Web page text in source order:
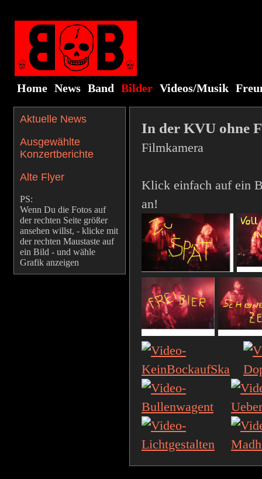
Home News Band Bilder Videos/Musik
Aktuelle News
Ausgewählte
Konzertberichte
Alte Flyer
PS:
Wenn Du die Fotos auf
der rechten Seite größer
ansehen willst, - klicke mit
der rechten Maustaste auf
ein Bild - und wähle
Grafik anzeigen
In der KVU ohne
Filmkamera
Klick einfach auf ein
an!